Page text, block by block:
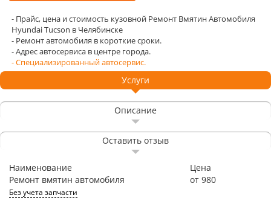
- Прайс, цена и стоимость кузовной Ремонт Вмятин Автомобиля
Hyundai Tucson в Челябинске
- Ремонт автомобиля в короткие сроки.
- Адрес автосервиса в центре города.
- Специализированный автосервис.
Услуги
Описание
Оставить отзыв
Наименование
Цена
Ремонт вмятин автомобиля
Без учета запчасти
от 980